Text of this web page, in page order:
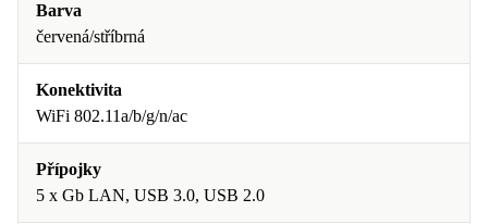
Barva
červená/stříbrná
Konektivita
WiFi 802.11a/b/g/n/ac
Přípojky
5 x Gb LAN, USB 3.0, USB 2.0